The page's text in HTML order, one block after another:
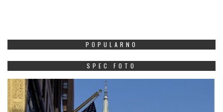
POPULARNO
SPEC FOTO